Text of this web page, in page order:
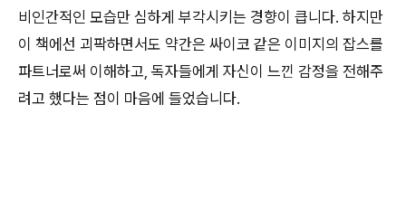
비인간적인 모습만 심하게 부각시키는 경향이 큽니다. 하지만
이 책에선 괴팍하면서도 약간은 싸이코 같은 이미지의 잡스를
파트너로써 이해하고, 독자들에게 자신이 느낀 감정을 전해주
려고 했다는 점이 마음에 들었습니다.